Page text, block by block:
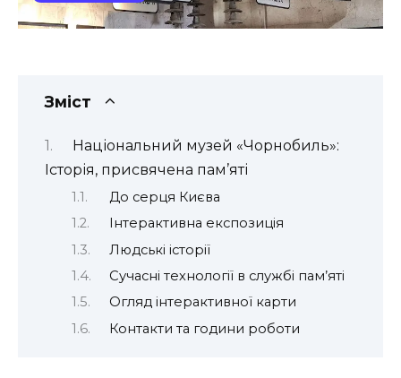
Зміст
Національний музей «Чорнобиль»:
Історія, присвячена пам’яті
До серця Києва
Інтерактивна експозиція
Людські історії
Сучасні технології в службі пам’яті
Огляд інтерактивної карти
Контакти та години роботи